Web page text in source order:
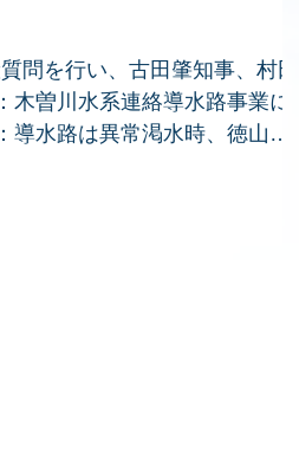
を行い、古田肇知事、村田
曽川水系連絡導水路事業に
水路は異常渇水時、徳山ダ